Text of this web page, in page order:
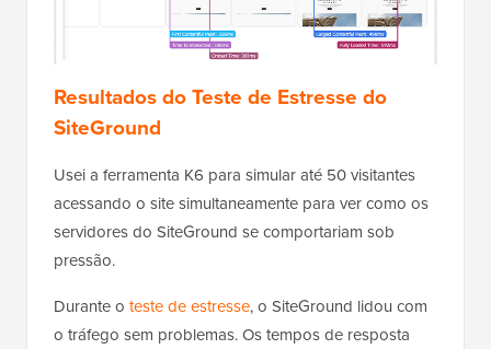
Resultados do Teste de Estresse do
SiteGround
Usei a ferramenta K6 para simular até 50 visitantes
acessando o site simultaneamente para ver como os
servidores do SiteGround se comportariam sob
pressão.
Durante o teste de estresse, o SiteGround lidou com
o tráfego sem problemas. Os tempos de resposta